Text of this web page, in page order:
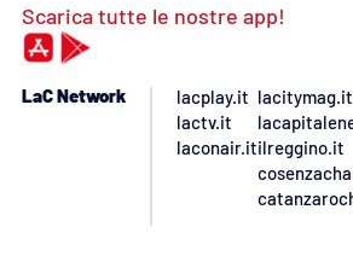
Scarica tutte le nostre app!
LaC Network
lacplay.it
lactv.it
laconair.it
lacitymag.it
ilreggino.it